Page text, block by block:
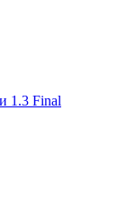
1.3 Final